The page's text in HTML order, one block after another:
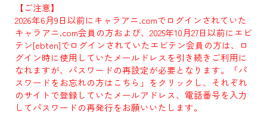
【ご注意】
2026年6月9日以前にキャラアニ.comでログインされていた
キャラアニ.com会員の方および、2025年10月27日以前にエビ
テン[ebten]でログインされていたエビテン会員の方は、ロ
グイン時に使用していたメールドレスを引き続きご利用に
なれますが、パスワードの再設定が必要となります。「パ
スワードをお忘れの方はこちら」をクリックし、それぞれ
のサイトで登録していたメールアドレス、電話番号を入力
してパスワードの再発行をお願いいたします。